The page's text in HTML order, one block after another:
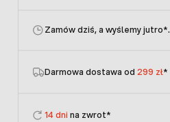
Zamów dziś, a wyślemy jutro*.
Darmowa dostawa od 299 zł*
14 dni na zwrot*